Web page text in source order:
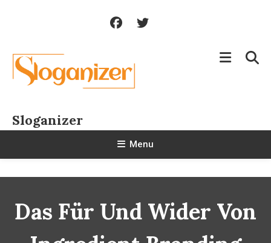
Sloganizer
Menu
Das Für Und Wider Von